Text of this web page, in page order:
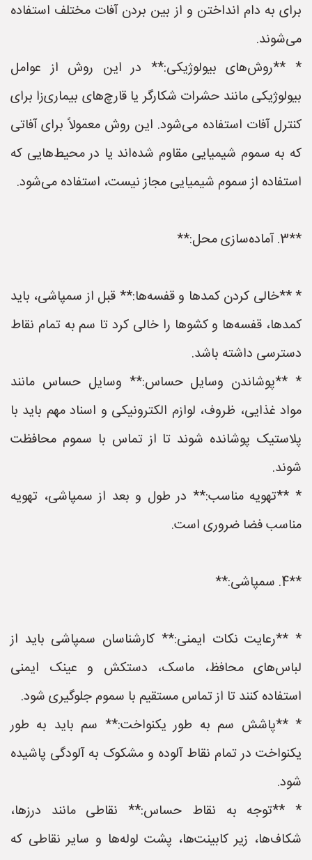
برای به دام انداختن و از بین بردن آفات مختلف استفاده
می‌شوند.
* **روش‌های بیولوژیکی:** در این روش از عوامل
بیولوژیکی مانند حشرات شکارگر یا قارچ‌های بیماری‌زا برای
کنترل آفات استفاده می‌شود. این روش معمولاً برای آفاتی
که به سموم شیمیایی مقاوم شده‌اند یا در محیط‌هایی که
استفاده از سموم شیمیایی مجاز نیست، استفاده می‌شود.
**3. آماده‌سازی محل:**
* **خالی کردن کمدها و قفسه‌ها:** قبل از سمپاشی، باید
کمدها، قفسه‌ها و کشوها را خالی کرد تا سم به تمام نقاط
دسترسی داشته باشد.
* **پوشاندن وسایل حساس:** وسایل حساس مانند
مواد غذایی، ظروف، لوازم الکترونیکی و اسناد مهم باید با
پلاستیک پوشانده شوند تا از تماس با سموم محافظت
شوند.
* **تهویه مناسب:** در طول و بعد از سمپاشی، تهویه
مناسب فضا ضروری است.
**4. سمپاشی:**
* **رعایت نکات ایمنی:** کارشناسان سمپاشی باید از
لباس‌های محافظ، ماسک، دستکش و عینک ایمنی
استفاده کنند تا از تماس مستقیم با سموم جلوگیری شود.
* **پاشش سم به طور یکنواخت:** سم باید به طور
یکنواخت در تمام نقاط آلوده و مشکوک به آلودگی پاشیده
شود.
* **توجه به نقاط حساس:** نقاطی مانند درزها،
شکاف‌ها، زیر کابینت‌ها، پشت لوله‌ها و سایر نقاطی که